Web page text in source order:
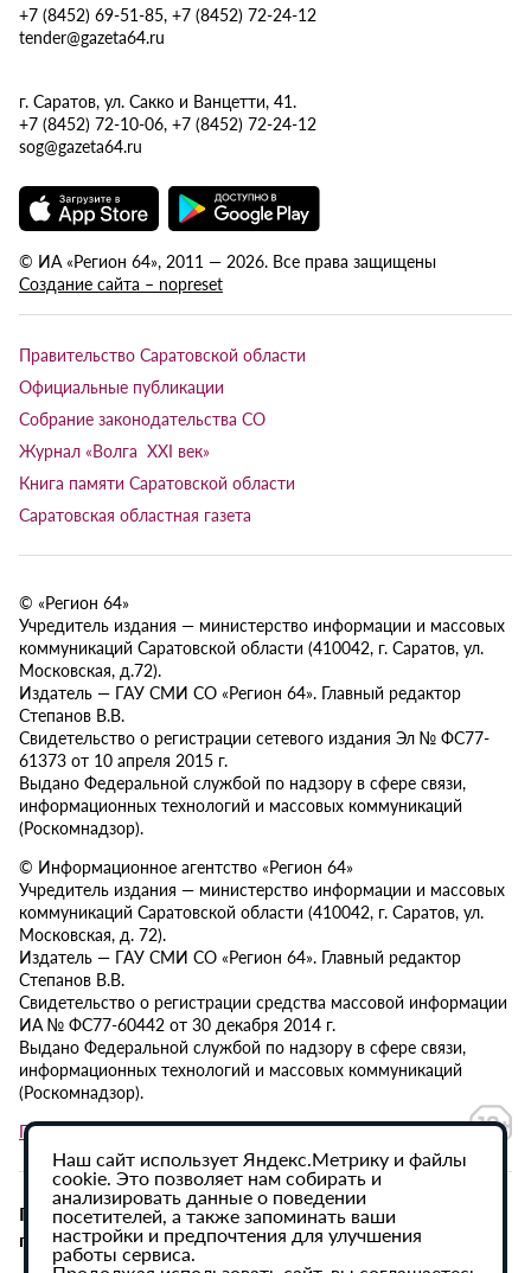
+7 (8452) 69-51-85, +7 (8452) 72-24-12
tender@gazeta64.ru
г. Саратов, ул. Сакко и Ванцетти, 41.
+7 (8452) 72-10-06, +7 (8452) 72-24-12
sog@gazeta64.ru
© ИА «Регион 64», 2011 — 2026. Все права защищены
Создание сайта – nopreset
Правительство Саратовской области
Официальные публикации
Собрание законодательства СО
Журнал «Волга XXI век»
Книга памяти Саратовской области
Саратовская областная газета
© «Регион 64»
Учредитель издания — министерство информации и массовых
коммуникаций Саратовской области (410042, г. Саратов, ул.
Московская, д.72).
Издатель — ГАУ СМИ СО «Регион 64». Главный редактор
Степанов В.В.
Свидетельство о регистрации сетевого издания Эл № ФС77-
61373 от 10 апреля 2015 г.
Выдано Федеральной службой по надзору в сфере связи,
информационных технологий и массовых коммуникаций
(Роскомнадзор).
© Информационное агентство «Регион 64»
Учредитель издания — министерство информации и массовых
коммуникаций Саратовской области (410042, г. Саратов, ул.
Московская, д. 72).
Издатель — ГАУ СМИ СО «Регион 64». Главный редактор
Степанов В.В.
Свидетельство о регистрации средства массовой информации
ИА № ФС77-60442 от 30 декабря 2014 г.
Выдано Федеральной службой по надзору в сфере связи,
информационных технологий и массовых коммуникаций
(Роскомнадзор).
Политика в отношении обработки персональных данных
При использовании материалов сайта активная
гиперссылка на ИА «Регион 64» обязательна.
Наш сайт использует Яндекс.Метрику и файлы
cookie. Это позволяет нам собирать и
анализировать данные о поведении
посетителей, а также запоминать ваши
настройки и предпочтения для улучшения
работы сервиса.